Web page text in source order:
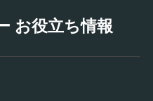
お役立ち情報